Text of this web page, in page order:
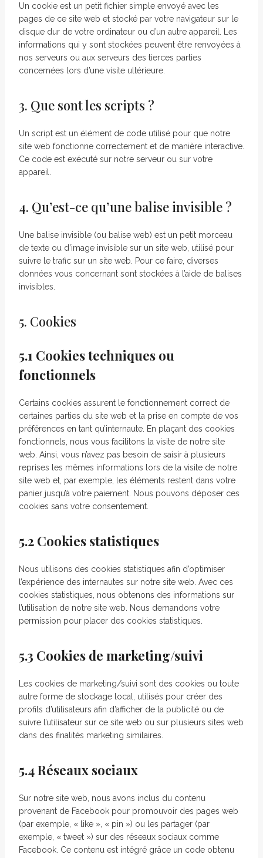
Un cookie est un petit fichier simple envoyé avec les
pages de ce site web et stocké par votre navigateur sur le
disque dur de votre ordinateur ou d’un autre appareil. Les
informations qui y sont stockées peuvent être renvoyées à
nos serveurs ou aux serveurs des tierces parties
concernées lors d’une visite ultérieure.
3. Que sont les scripts ?
Un script est un élément de code utilisé pour que notre
site web fonctionne correctement et de manière interactive.
Ce code est exécuté sur notre serveur ou sur votre
appareil.
4. Qu’est-ce qu’une balise invisible ?
Une balise invisible (ou balise web) est un petit morceau
de texte ou d’image invisible sur un site web, utilisé pour
suivre le trafic sur un site web. Pour ce faire, diverses
données vous concernant sont stockées à l’aide de balises
invisibles.
5. Cookies
5.1 Cookies techniques ou
fonctionnels
Certains cookies assurent le fonctionnement correct de
certaines parties du site web et la prise en compte de vos
préférences en tant qu’internaute. En plaçant des cookies
fonctionnels, nous vous facilitons la visite de notre site
web. Ainsi, vous n’avez pas besoin de saisir à plusieurs
reprises les mêmes informations lors de la visite de notre
site web et, par exemple, les éléments restent dans votre
panier jusqu’à votre paiement. Nous pouvons déposer ces
cookies sans votre consentement.
5.2 Cookies statistiques
Nous utilisons des cookies statistiques afin d’optimiser
l’expérience des internautes sur notre site web. Avec ces
cookies statistiques, nous obtenons des informations sur
l’utilisation de notre site web. Nous demandons votre
permission pour placer des cookies statistiques.
5.3 Cookies de marketing/suivi
Les cookies de marketing/suivi sont des cookies ou toute
autre forme de stockage local, utilisés pour créer des
profils d’utilisateurs afin d’afficher de la publicité ou de
suivre l’utilisateur sur ce site web ou sur plusieurs sites web
dans des finalités marketing similaires.
5.4 Réseaux sociaux
Sur notre site web, nous avons inclus du contenu
provenant de Facebook pour promouvoir des pages web
(par exemple, « like », « pin ») ou les partager (par
exemple, « tweet ») sur des réseaux sociaux comme
Facebook. Ce contenu est intégré grâce un code obtenu